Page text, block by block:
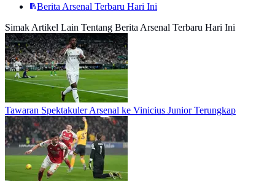
Berita Arsenal Terbaru Hari Ini
Simak Artikel Lain Tentang Berita Arsenal Terbaru Hari Ini
Tawaran Spektakuler Arsenal ke Vinicius Junior Terungkap